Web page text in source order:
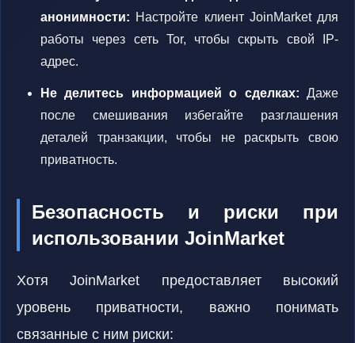
анонимности: Настройте клиент JoinMarket для
работы через сеть Tor, чтобы скрыть свой IP-
адрес.
Не делитесь информацией о сделках: Даже
после смешивания избегайте разглашения
деталей транзакции, чтобы не раскрыть свою
приватность.
Безопасность и риски при
использовании JoinMarket
Хотя JoinMarket предоставляет высокий
уровень приватности, важно понимать
связанные с ним риски: